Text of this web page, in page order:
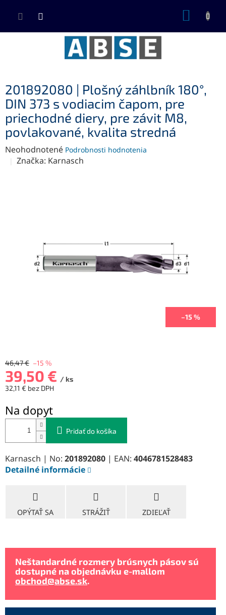
201892080 | Plošný záhlbník 180°,
DIN 373 s vodiacim čapom, pre
priechodné diery, pre závit M8,
povlakované, kvalita stredná
Priemerné
hodnotenie
Neohodnotené Podrobnosti hodnotenia
Značka: Karnasch
–15 %
46,47 € –15 %
39,50 € / ks
32,11 € bez DPH
cena:
Na dopyt
Pridať do košíka
Karnasch | No: 201892080 | EAN: 4046781528483
Detailné informácie
OPÝTAŤ SA STRÁŽIŤ ZDIEĽAŤ
Neštandardné rozmery brúsnych pásov sú
dostupné na objednávku e-mallom
obchod@abse.sk.